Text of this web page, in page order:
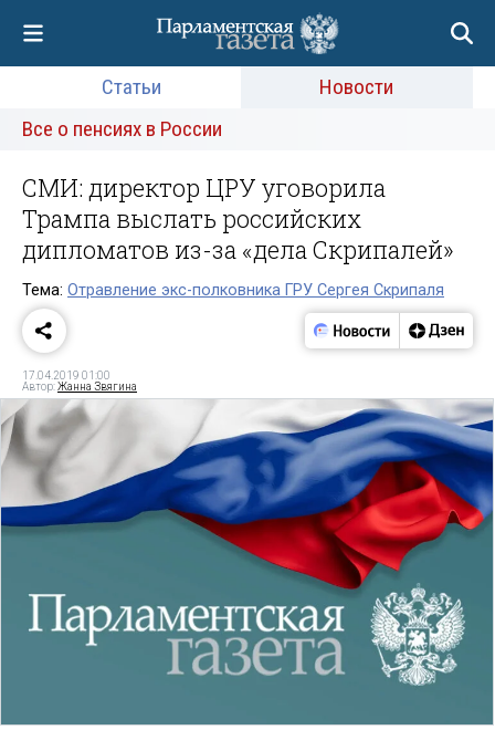
Статьи
Новости
Все о пенсиях в России
СМИ: директор ЦРУ уговорила
Трампа выслать российских
дипломатов из-за «дела Скрипалей»
Тема: Отравление экс-полковника ГРУ Сергея Скрипаля
17.04.2019 01:00
Автор:Жанна Звягина